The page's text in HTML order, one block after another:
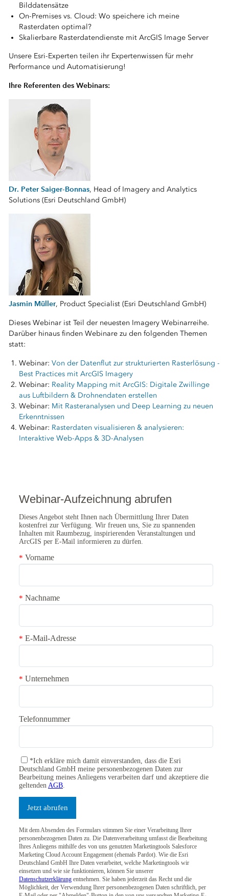
Bilddatensätze
On-Premises vs. Cloud: Wo speichere ich meine
Rasterdaten optimal?
Skalierbare Rasterdatendienste mit ArcGIS Image Server
Unsere Esri-Experten teilen ihr Expertenwissen für mehr
Performance und Automatisierung!
Ihre Referenten des Webinars:
Dr. Peter Saiger-Bonnas, Head of Imagery and Analytics
Solutions (Esri Deutschland GmbH)
Jasmin Müller, Product Specialist (Esri Deutschland GmbH)
Dieses Webinar ist Teil der neuesten Imagery Webinarreihe.
Darüber hinaus finden Webinare zu den folgenden Themen
statt:
Webinar: Von der Datenflut zur strukturierten Rasterlösung -
Best Practices mit ArcGIS Imagery
Webinar: Reality Mapping mit ArcGIS: Digitale Zwillinge
aus Luftbildern & Drohnendaten erstellen
Webinar: Mit Rasteranalysen und Deep Learning zu neuen
Erkenntnissen
Webinar: Rasterdaten visualisieren & analysieren:
Interaktive Web-Apps & 3D-Analysen